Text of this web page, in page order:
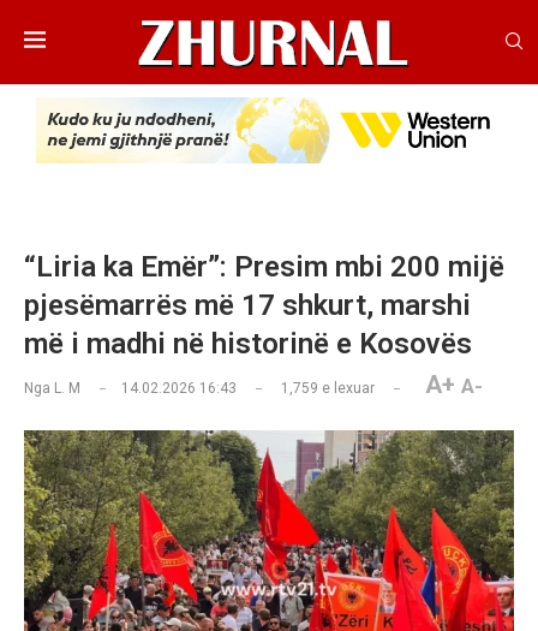
“Liria ka Emër”: Presim mbi 200 mijë
pjesëmarrës më 17 shkurt, marshi
më i madhi në historinë e Kosovës
Nga L. M 14.02.2026 16:43 1,759 e lexuar A+ A-